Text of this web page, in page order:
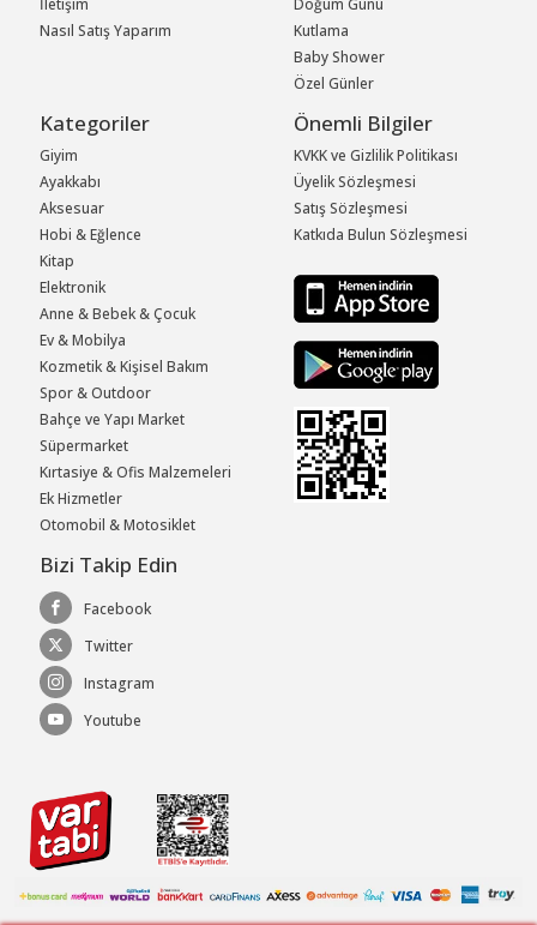
Nasıl Satış Yaparım
Kutlama
Baby Shower
Özel Günler
Kategoriler
Giyim
Ayakkabı
Aksesuar
Hobi & Eğlence
Kitap
Elektronik
Anne & Bebek & Çocuk
Ev & Mobilya
Kozmetik & Kişisel Bakım
Spor & Outdoor
Bahçe ve Yapı Market
Süpermarket
Kırtasiye & Ofis Malzemeleri
Ek Hizmetler
Otomobil & Motosiklet
Önemli Bilgiler
KVKK ve Gizlilik Politikası
Üyelik Sözleşmesi
Satış Sözleşmesi
Katkıda Bulun Sözleşmesi
Bizi Takip Edin
Facebook
Twitter
Instagram
Youtube